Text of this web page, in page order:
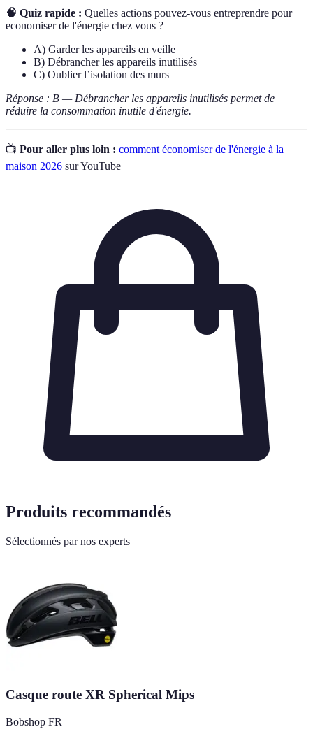
🧠 Quiz rapide : Quelles actions pouvez-vous entreprendre pour
economiser de l'énergie chez vous ?
A) Garder les appareils en veille
B) Débrancher les appareils inutilisés
C) Oublier l’isolation des murs
Réponse : B — Débrancher les appareils inutilisés permet de
réduire la consommation inutile d'énergie.
📺 Pour aller plus loin : comment économiser de l'énergie à la
maison 2026 sur YouTube
Produits recommandés
Sélectionnés par nos experts
Casque route XR Spherical Mips
Bobshop FR